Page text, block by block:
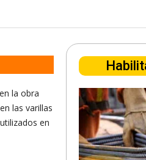
la obra
las varillas
en